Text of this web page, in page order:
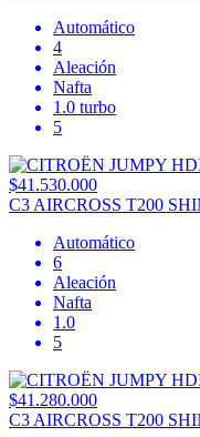
Automático
4
Aleación
Nafta
1.0 turbo
5
$41.530.000
C3 AIRCROSS T200
Automático
6
Aleación
Nafta
1.0
5
$41.280.000
C3 AIRCROSS T200